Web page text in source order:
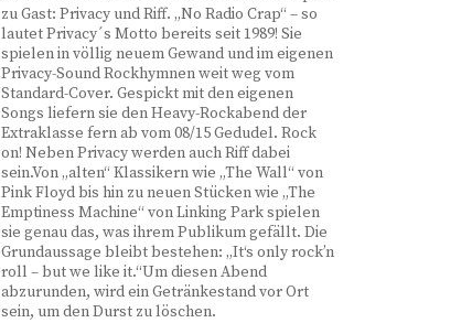
zu Gast: Privacy und Riff. „No Radio Crap“ – so
lautet Privacy´s Motto bereits seit 1989! Sie
spielen in völlig neuem Gewand und im eigenen
Privacy-Sound Rockhymnen weit weg vom
Standard-Cover. Gespickt mit den eigenen
Songs liefern sie den Heavy-Rockabend der
Extraklasse fern ab vom 08/15 Gedudel. Rock
on! Neben Privacy werden auch Riff dabei
sein.Von „alten“ Klassikern wie „The Wall“ von
Pink Floyd bis hin zu neuen Stücken wie „The
Emptiness Machine“ von Linking Park spielen
sie genau das, was ihrem Publikum gefällt. Die
Grundaussage bleibt bestehen: „It‘s only rock’n
roll – but we like it.“Um diesen Abend
abzurunden, wird ein Getränkestand vor Ort
sein, um den Durst zu löschen.